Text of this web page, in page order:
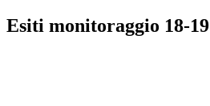
Esiti monitoraggio 18-19